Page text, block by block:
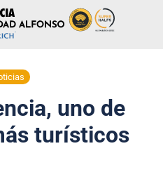
uno de
turísticos